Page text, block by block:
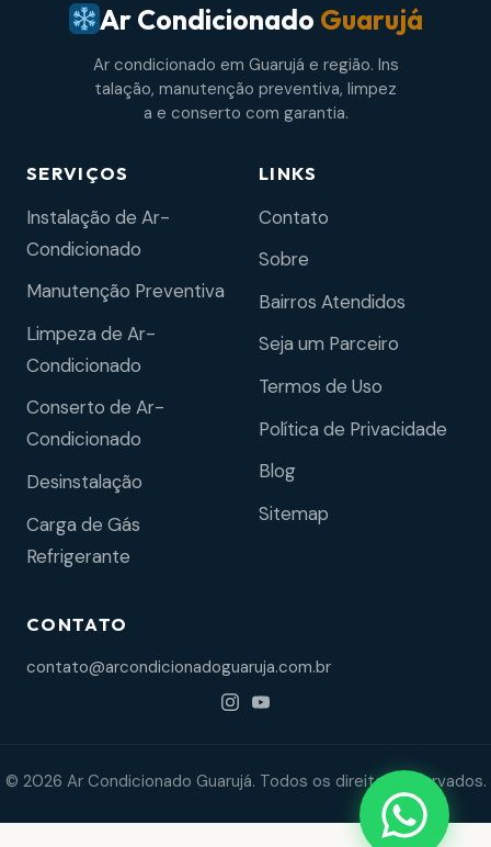
Ar Condicionado Guarujá
Ar condicionado em Guarujá e região. Ins
talação, manutenção preventiva, limpez
a e conserto com garantia.
SERVIÇOS
Instalação de Ar-
Condicionado
Manutenção Preventiva
Limpeza de Ar-
Condicionado
Conserto de Ar-
Condicionado
Desinstalação
Carga de Gás
Refrigerante
LINKS
Contato
Sobre
Bairros Atendidos
Seja um Parceiro
Termos de Uso
Política de Privacidade
Blog
Sitemap
CONTATO
contato@arcondicionadoguaruja.com.br
© 2026 Ar Condicionado Guarujá. Todos os direitos reservados.